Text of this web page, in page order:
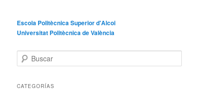
Escola Politècnica Superior d'Alcoi
Universitat Politècnica de València
u
c
CATEGORÍAS